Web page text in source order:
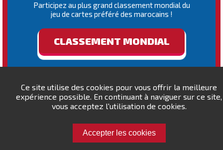
Ce site utilise des cookies pour vous offrir la meilleure
expérience possible. En continuant à naviguer sur ce site,
vous acceptez l'utilisation de cookies.
Accepter les cookies
Participez au plus grand classement mondial du
jeu de cartes préféré des marocains !
CLASSEMENT MONDIAL